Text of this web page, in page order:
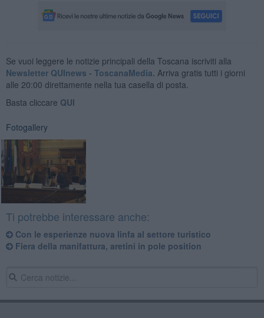
Se vuoi leggere le notizie principali della Toscana iscriviti alla
Newsletter QUInews - ToscanaMedia. Arriva gratis tutti i giorni
alle 20:00 direttamente nella tua casella di posta.
Basta cliccare QUI
Fotogallery
Ti potrebbe interessare anche:
Con le esperienze nuova linfa al settore turistico
Fiera della manifattura, aretini in pole position